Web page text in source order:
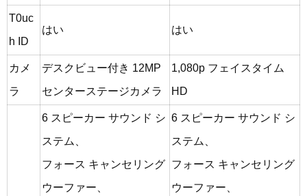
T0uc
h ID
はい はい
カメ
ラ
デスクビュー付き 12MP
センターステージカメラ
1,080p フェイスタイム
HD
6 スピーカー サウンド シ
ステム、
フォース キャンセリング
ウーファー、
6 スピーカー サウンド シ
ステム、
フォース キャンセリング
ウーファー、